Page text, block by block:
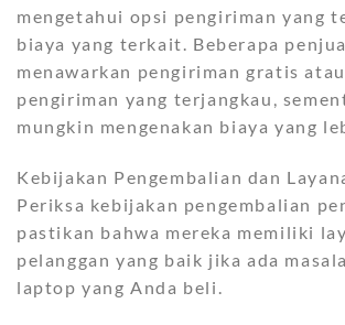
mengetahui opsi pengiriman yang
biaya yang terkait. Beberapa
menawarkan pengiriman gratis
pengiriman yang terjangkau,
mungkin mengenakan biaya yang
Kebijakan Pengembalian dan
Periksa kebijakan pengembalian
pastikan bahwa mereka memiliki
pelanggan yang baik jika ada
laptop yang Anda beli.